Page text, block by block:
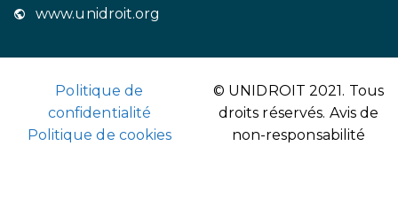
www.unidroit.org
Politique de
confidentialité
Politique de cookies
© UNIDROIT 2021. Tous
droits réservés. Avis de
non-responsabilité